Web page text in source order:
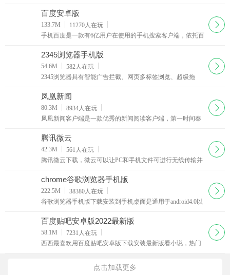
音。猎豹浏览器手机版更省流量、更安全、更智能
百度安卓版
133.7M 11270人在玩
手机百度是一款有6亿用户在使用的手机搜索客户端，依托百
地图、百度音乐、百度视频等专业垂直搜索频道，方便用户
随时随地使用百度搜索服务。
下载
2345浏览器手机版
54.6M 582人在玩
2345浏览器具有智能广告拦截、网页多标签浏览、超级拖
功能。功能特性收藏夹随身携带网站网址随身携带不丢失，
注册登录2345帐号。
下载
凤凰新闻
80.3M 8934人在玩
凤凰新闻客户端是一款优秀的新闻阅读客户端，第一时间奉
讯优势，每天24小时精心呈现全方位新闻讯息。
下载
腾讯微云
42.3M 561 人在玩
腾讯微云下载，微云可以让PC和手机文件可进行无线传输并
享，功能和苹果的iCloud较为类似。
下载
chrome谷歌浏览器手机版
222.5M 38380人在玩
谷歌浏览器手机版下载安装到手机桌面是通用于android4.0以
览器不仅在桌面设备上表现卓越，在Android手机和平板电脑
上也可让您
下载
百度贴吧安卓版2022最新版
58.1M 7231 人在玩
西西最喜欢用百度贴吧安卓版下载安装最新版看小说，热门
多贴吧豆奖励哦！更快升级速度！
下载
点击加载更多